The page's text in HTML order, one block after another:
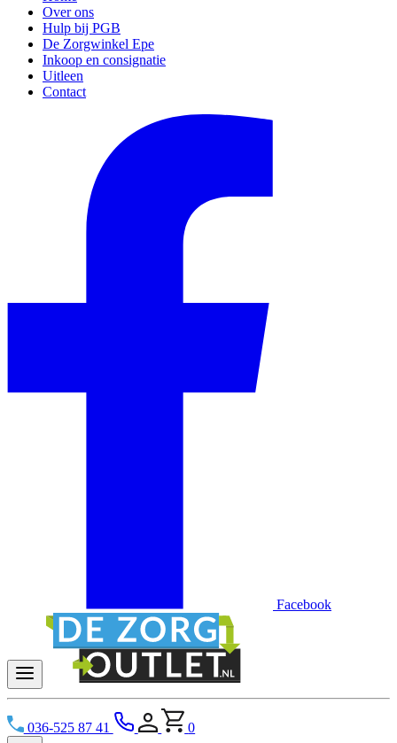
Over ons
Hulp bij PGB
De Zorgwinkel Epe
Inkoop en consignatie
Uitleen
Contact
Facebook
036-525 87 41 0